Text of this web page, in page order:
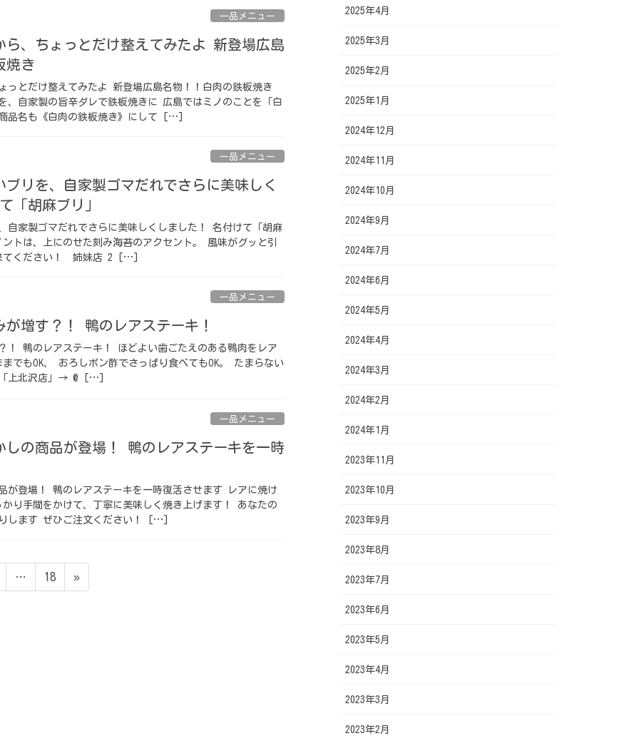
一品メニュー
ら、ちょっとだけ整えてみたよ 新登場広島
焼き
っとだけ整えてみたよ 新登場広島名物！！白肉の鉄板焼き
、自家製の旨辛ダレで鉄板焼きに 広島ではミノのことを「白
品名も《白肉の鉄板焼き》にして […]
一品メニュー
ブリを、自家製ゴマだれでさらに美味しく
「胡麻ブリ」
自家製ゴマだれでさらに美味しくしました！ 名付けて「胡麻
トは、上にのせた刻み海苔のアクセント。 風味がグッと引
てください！⁡ ⁡ 姉妹店 2 […]
一品メニュー
が増す？！ 鴨のレアステーキ！
！ 鴨のレアステーキ！ ほどよい歯ごたえのある鴨肉をレア
でもOK、 おろしポン酢でさっぱり食べてもOK。 たまらない
上北沢店」→ @ […]
一品メニュー
しの商品が登場！ 鴨のレアステーキを一時
が登場！ 鴨のレアステーキを一時復活させます レアに焼け
り手間をかけて、丁寧に美味しく焼き上げます！ あなたの
します ぜひご注文ください！⁡ […]
…
ペ
ー
18 »
2025年4月
2025年3月
2025年2月
2025年1月
2024年12月
2024年11月
2024年10月
2024年9月
2024年7月
2024年6月
2024年5月
2024年4月
2024年3月
2024年2月
2024年1月
2023年11月
2023年10月
2023年9月
2023年8月
2023年7月
2023年6月
2023年5月
2023年4月
2023年3月
2023年2月